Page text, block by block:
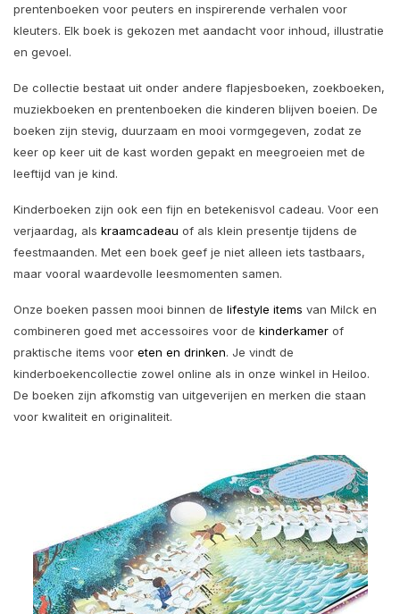
prentenboeken voor peuters en inspirerende verhalen voor
kleuters. Elk boek is gekozen met aandacht voor inhoud, illustratie
en gevoel.
De collectie bestaat uit onder andere flapjesboeken, zoekboeken,
muziekboeken en prentenboeken die kinderen blijven boeien. De
boeken zijn stevig, duurzaam en mooi vormgegeven, zodat ze
keer op keer uit de kast worden gepakt en meegroeien met de
leeftijd van je kind.
Kinderboeken zijn ook een fijn en betekenisvol cadeau. Voor een
verjaardag, als kraamcadeau of als klein presentje tijdens de
feestmaanden. Met een boek geef je niet alleen iets tastbaars,
maar vooral waardevolle leesmomenten samen.
Onze boeken passen mooi binnen de lifestyle items van Milck en
combineren goed met accessoires voor de kinderkamer of
praktische items voor eten en drinken. Je vindt de
kinderboekencollectie zowel online als in onze winkel in Heiloo.
De boeken zijn afkomstig van uitgeverijen en merken die staan
voor kwaliteit en originaliteit.